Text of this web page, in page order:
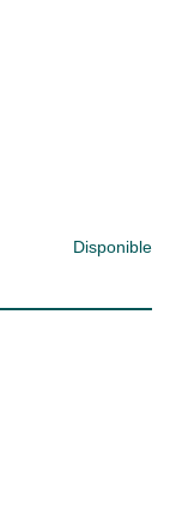
Disponible